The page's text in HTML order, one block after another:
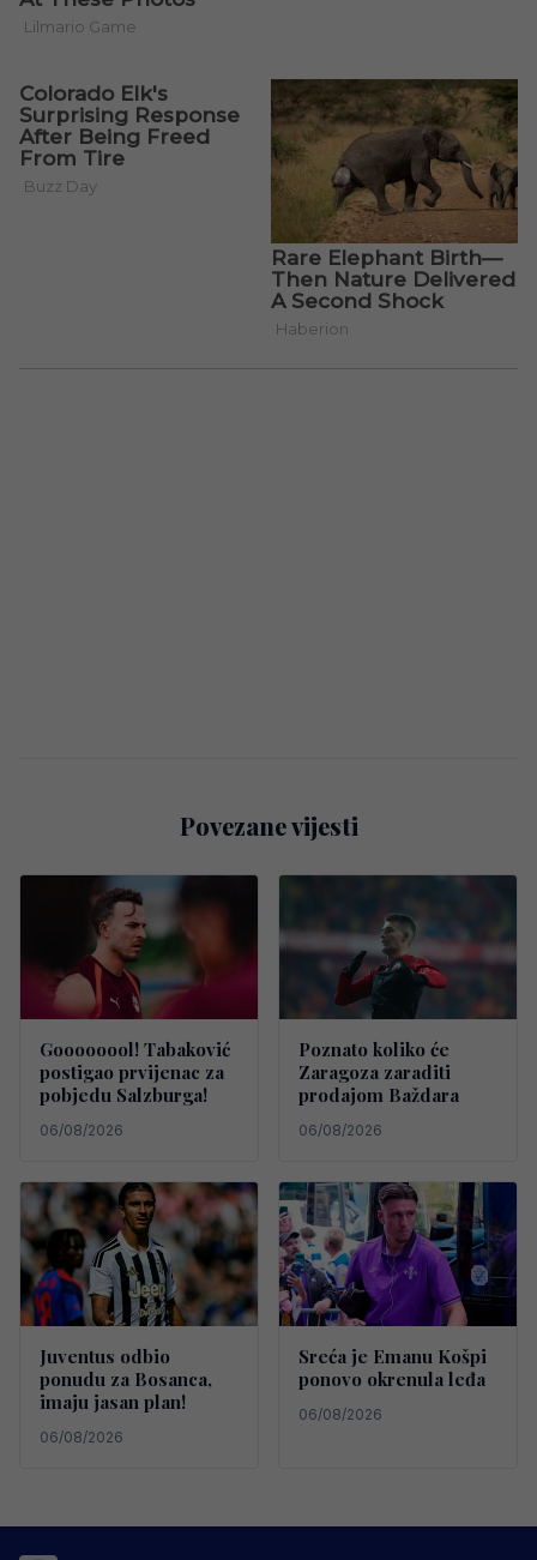
Povezane vijesti
Goooooool! Tabaković
postigao prvijenac za
pobjedu Salzburga!
06/08/2026
Poznato koliko će
Zaragoza zaraditi
prodajom Baždara
06/08/2026
Juventus odbio
ponudu za Bosanca,
imaju jasan plan!
06/08/2026
Sreća je Emanu Košpi
ponovo okrenula leđa
06/08/2026